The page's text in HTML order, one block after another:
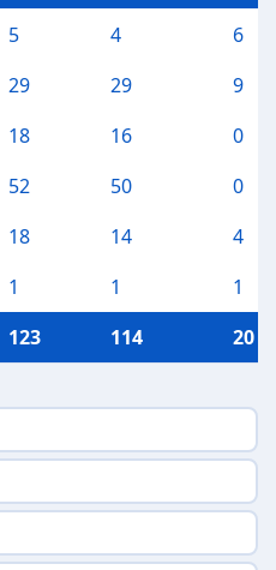
5 4
6
29 29
9
18 16
0
52 50
0
18 14
4
1 1
1
123 114 20